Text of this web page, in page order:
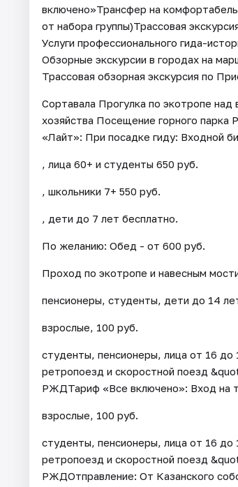
включено»Трансфер на
от набора группы)Трассовая
Услуги профессионального гида-
Обзорные экскурсии в городах на
Трассовая обзорная экскурсия по
Сортавала Прогулка по экотропе
хозяйства Посещение горного парка
«Лайт»: При посадке гиду: Входной
, лица 60+ и студенты 650 руб.
, школьники 7+ 550 руб.
, дети до 7 лет бесплатно.
По желанию: Обед - от 600 руб.
Проход по экотропе и навесным
пенсионеры, студенты, дети до 14
взрослые, 100 руб.
студенты, пенсионеры, лица от 16 до
ретропоезд и скоростной поезд
РЖДТариф «Все включено»: Вход на
взрослые, 100 руб.
студенты, пенсионеры, лица от 16 до
ретропоезд и скоростной поезд
РЖДОтправление: От Казанского